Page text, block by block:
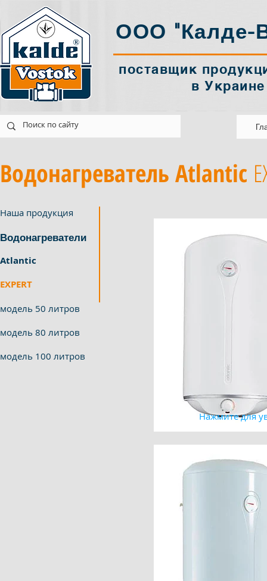
ООО "Калде-
поставщик
в Украине
Украина Харків
Водонагреватель Atlantic
Наша продукция
Водонагреватели
Atlantic
EXPERT
модель 50 литров
модель 80 литров
модель 100 литров
Нажмите для